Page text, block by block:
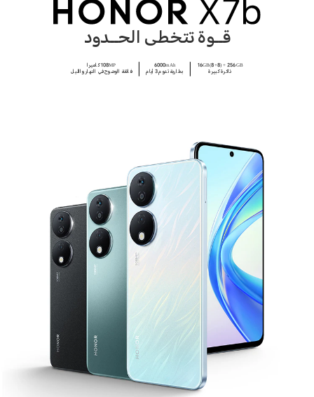
قــوة تتخطى الحــدود
16GB(8+8) + 256GB
ذاكرة كبيرة
6000mAh
بطارية تدوم 3 أيام
108MP كاميرا
فائقة الوضوح في النهار والليل